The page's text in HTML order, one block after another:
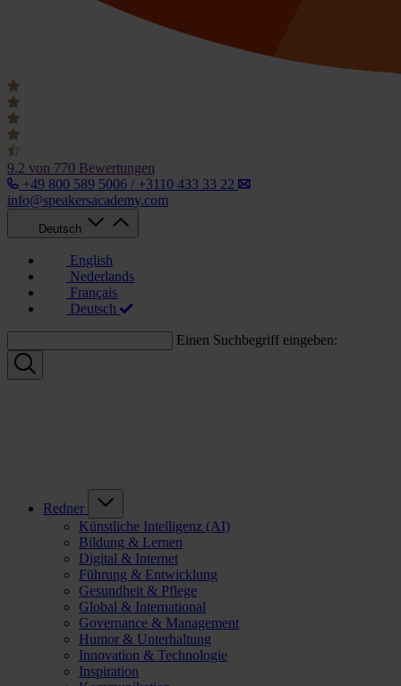
9.2 von 770 Bewertungen
+49 800 589 5006 / +3110 433 33 22
info@speakersacademy.com
Deutsch
English
Nederlands
Français
Deutsch
Einen Suchbegriff eingeben:
Redner
Künstliche Intelligenz (AI)
Bildung & Lernen
Digital & Internet
Führung & Entwicklung
Gesundheit & Pflege
Global & International
Governance & Management
Humor & Unterhaltung
Innovation & Technologie
Inspiration